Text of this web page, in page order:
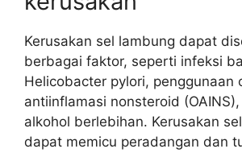
Kerusakan sel lambung dapat
berbagai faktor, seperti infeksi
Helicobacter pylori, penggunaan
antiinflamasi nonsteroid
alkohol berlebihan. Kerusakan
dapat memicu peradangan dan